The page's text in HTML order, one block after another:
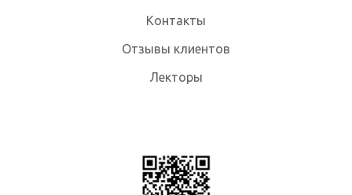
Контакты
Отзывы клиентов
Лекторы